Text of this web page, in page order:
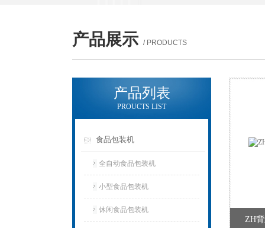
产品展示 / PRODUCTS
产品列表
PROUCTS LIST
食品包装机
全自动食品包装机
小型食品包装机
休闲食品包装机
ZH